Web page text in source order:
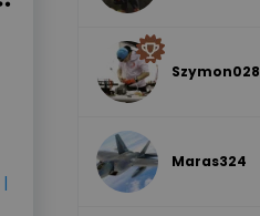
Szymon028
Maras324